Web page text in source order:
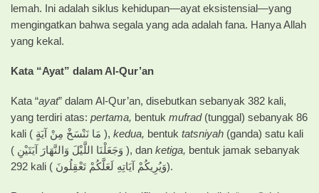
lemah. Ini adalah siklus kehidupan—ayat eksistensial—yang
mengingatkan bahwa segala yang ada adalah fana. Hanya Allah
yang kekal.
Kata “Ayat” dalam Al-Qur’an
Kata “ayat” dalam Al-Qur’an, disebutkan sebanyak 382 kali,
yang terdiri atas: pertama, bentuk mufrad(tunggal) sebanyak 86
kali ( مَا نَنْسَخْ مِنْ آيَةٍ ), kedua, bentuk tatsniyah (ganda) satu kali
( وَجَعَلْنَا اللَّيْلَ وَالنَّهَارَ آيَتَيْنِ ), dan ketiga, bentuk jamak sebanyak
292 kali ( وَيُرِيكُمْ آيَاتِهِ لَعَلَّكُمْ تَعْقِلُونَ).